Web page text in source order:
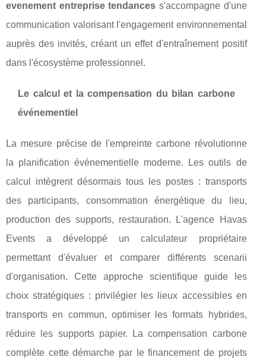
evenement entreprise tendances s'accompagne d'une
communication valorisant l'engagement environnemental
auprès des invités, créant un effet d'entraînement positif
dans l'écosystème professionnel.
Le calcul et la compensation du bilan carbone
événementiel
La mesure précise de l'empreinte carbone révolutionne
la planification événementielle moderne. Les outils de
calcul intègrent désormais tous les postes : transports
des participants, consommation énergétique du lieu,
production des supports, restauration. L'agence Havas
Events a développé un calculateur propriétaire
permettant d'évaluer et comparer différents scenarii
d'organisation. Cette approche scientifique guide les
choix stratégiques : privilégier les lieux accessibles en
transports en commun, optimiser les formats hybrides,
réduire les supports papier. La compensation carbone
complète cette démarche par le financement de projets